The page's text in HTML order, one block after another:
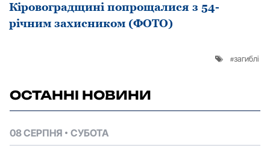
Кіровоградщині попрощалися з 54-
річним захисником (ФОТО)
загиблі
ОСТАННІ НОВИНИ
08 СЕРПНЯ СУБОТА